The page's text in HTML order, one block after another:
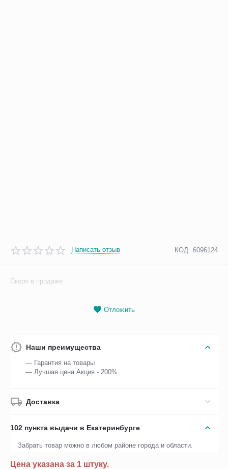
Написать отзыв КОД: 6096124
Скоро в продаже
Отложить
Наши преимущества
— Гарантия на товары
— Лучшая цена Акция - 200%
Доставка
102 пункта выдачи в Екатеринбурге
Забрать товар можно в любом районе города и области.
Цена указана за 1 штуку.